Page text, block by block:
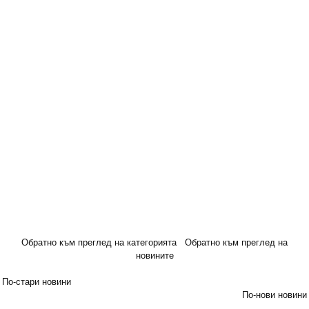
Обратно към преглед на категорията
Обратно към преглед на
новините
По-стари новини
По-нови новини